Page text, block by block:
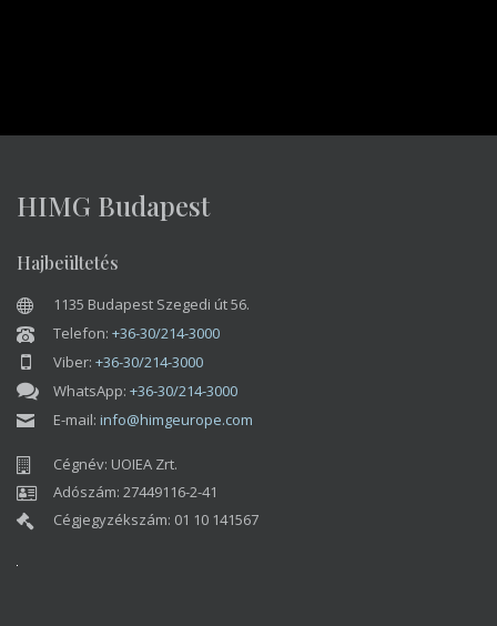
HIMG Budapest
Hajbeültetés
1135 Budapest Szegedi út 56.
Telefon: +36-30/214-3000
Viber: +36-30/214-3000
WhatsApp: +36-30/214-3000
E-mail: info@himgeurope.com
Cégnév: UOIEA Zrt.
Adószám: 27449116-2-41
Cégjegyzékszám: 01 10 141567